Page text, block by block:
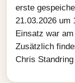
erste
21.03.2026 um
Einsatz war
Zusätzlich
Chris